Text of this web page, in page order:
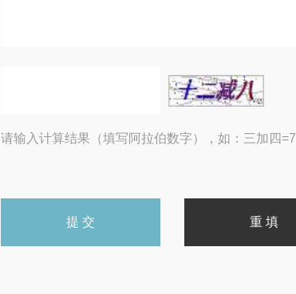
请输入计算结果（填写阿拉伯数字），如：三加四=7